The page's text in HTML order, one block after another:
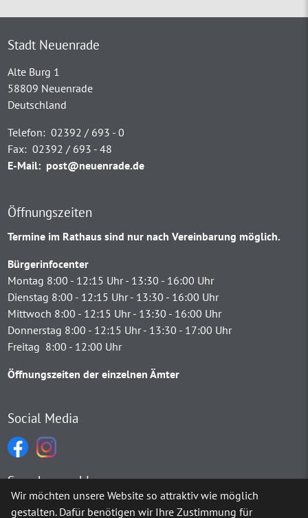
Stadt Neuenrade
Alte Burg 1
58809 Neuenrade
Deutschland
Telefon: 02392 / 693 - 0
Fax: 02392 / 693 - 48
E-Mail: post@neuenrade.de
Öffnungszeiten
Termine im Rathaus sind nur nach Vereinbarung möglich.
Bürgerinfocenter
Montag 8:00 - 12:15 Uhr - 13:30 - 16:00 Uhr
Dienstag 8:00 - 12:15 Uhr - 13:30 - 16:00 Uhr
Mittwoch 8:00 - 12:15 Uhr - 13:30 - 16:00 Uhr
Donnerstag 8:00 - 12:15 Uhr - 13:30 - 17:00 Uhr
Freitag 8:00 - 12:00 Uhr
Öffnungszeiten der einzelnen Ämter
Social Media
Sprachauswahl
Wir möchten unsere Website so attraktiv wie möglich
gestalten. Dafür benötigen wir Ihre Zustimmung für